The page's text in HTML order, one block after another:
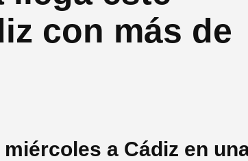
con más de
a Cádiz en